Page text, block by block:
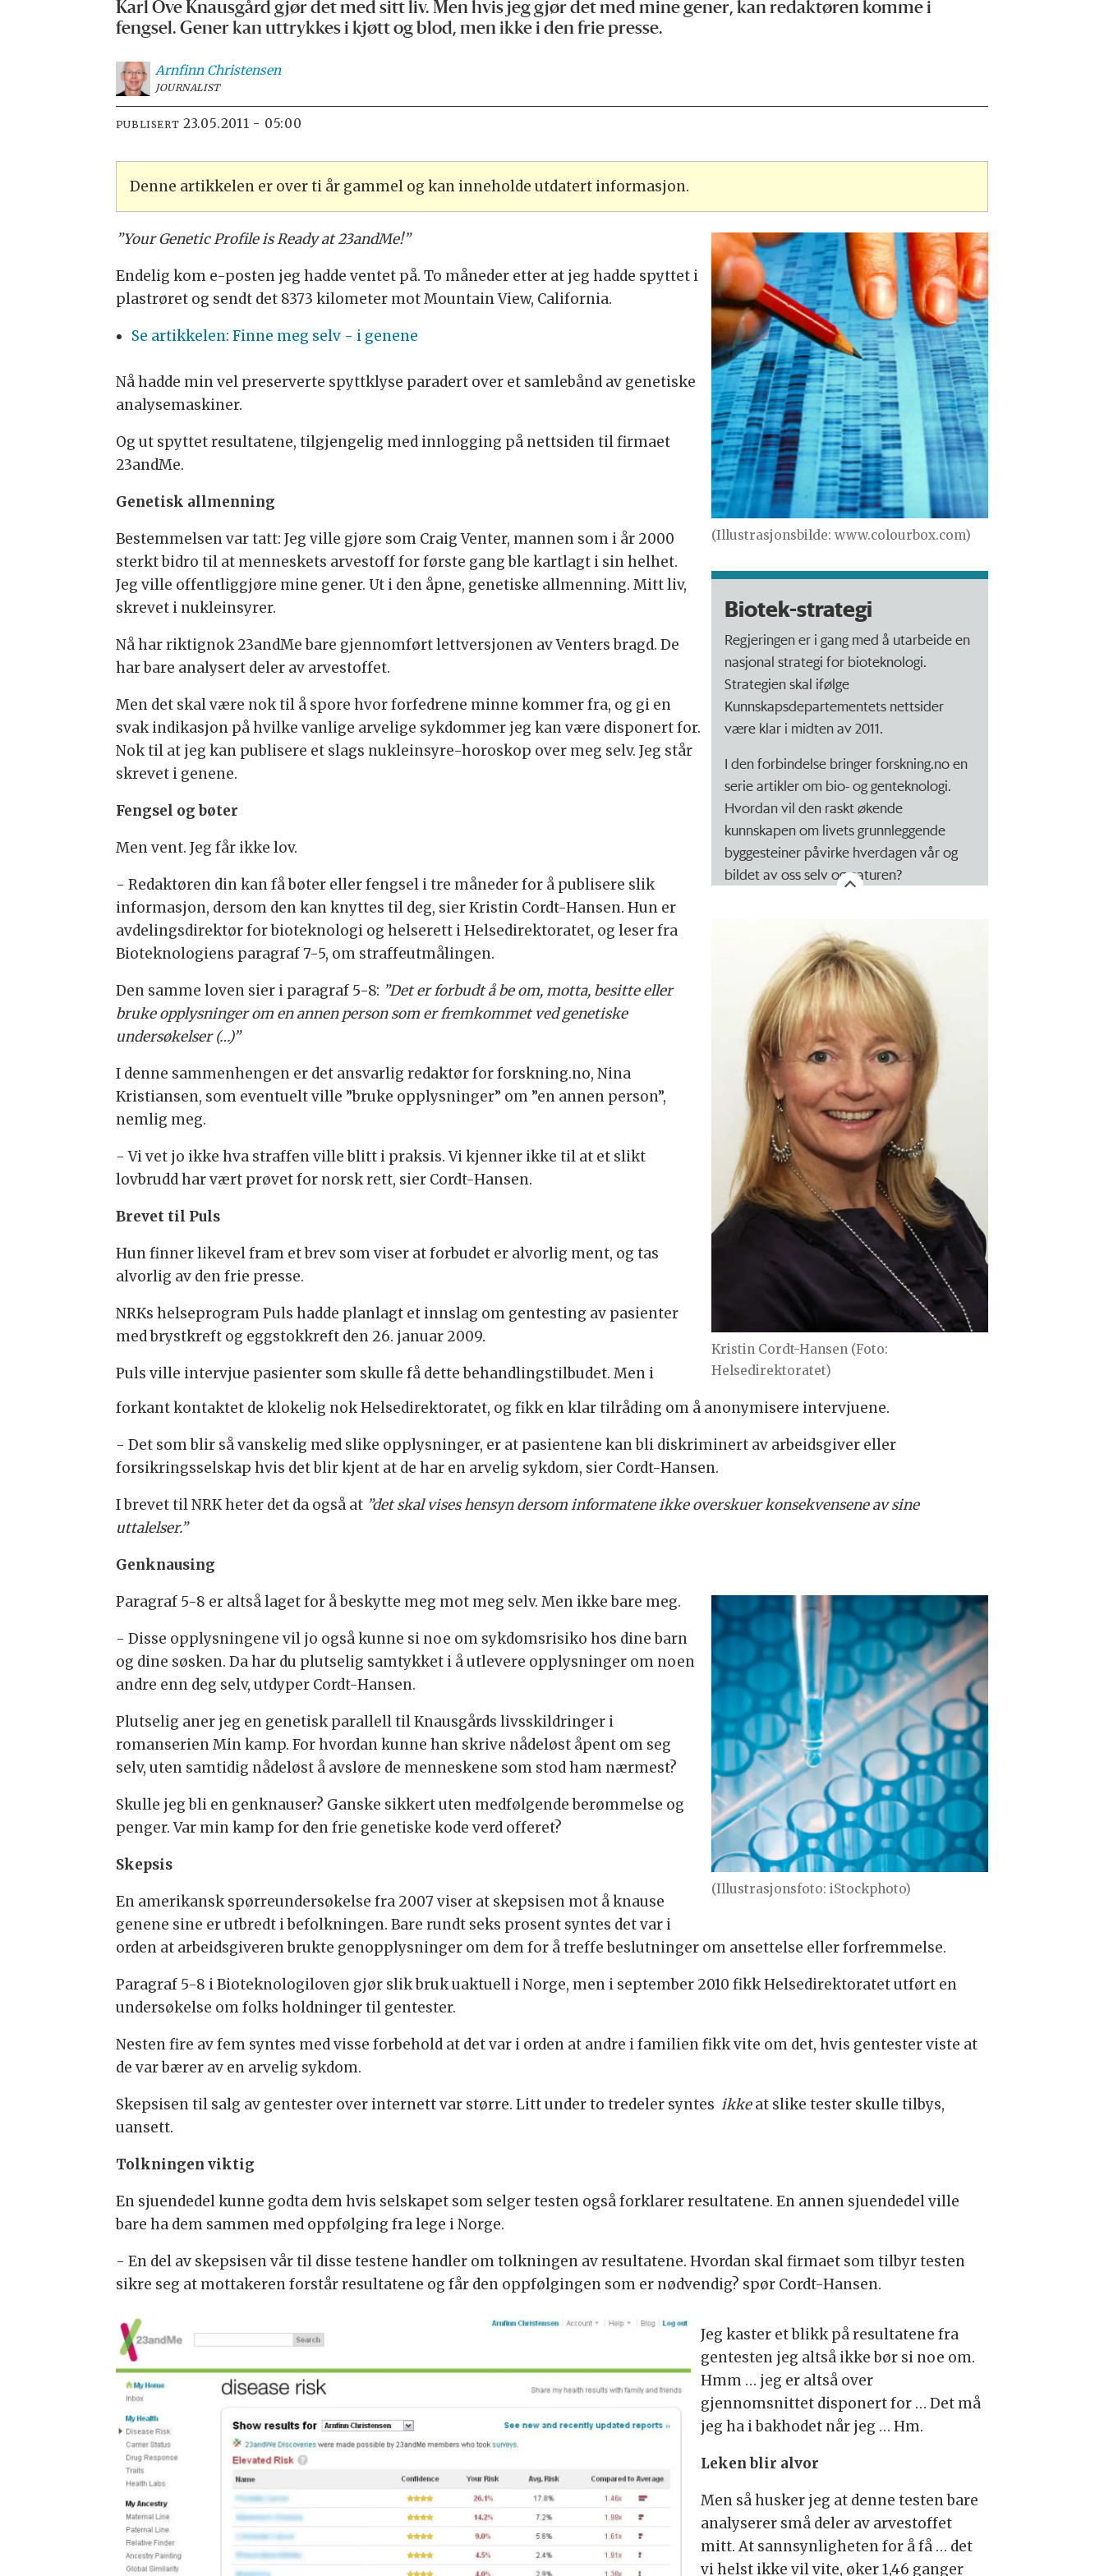
Karl Ove Knausgård gjør det med sitt liv. Men hvis jeg gjør det med mine gener, kan redaktøren komme i
fengsel. Gener kan uttrykkes i kjøtt og blod, men ikke i den frie presse.
Arnfinn Christensen
JOURNALIST
PUBLISERT 23.05.2011 - 05:00
Denne artikkelen er over ti år gammel og kan inneholde utdatert informasjon.
(Illustrasjonsbilde: www.colourbox.com)
Biotek-strategi
Regjeringen er i gang med å utarbeide en
nasjonal strategi for bioteknologi.
Strategien skal ifølge
Kunnskapsdepartementets nettsider
være klar i midten av 2011.
I den forbindelse bringer forskning.no en
serie artikler om bio- og genteknologi.
Hvordan vil den raskt økende
kunnskapen om livets grunnleggende
byggesteiner påvirke hverdagen vår og
bildet av oss selv og naturen?
”Your Genetic Profile is Ready at 23andMe!”
Endelig kom e-posten jeg hadde ventet på. To måneder etter at jeg hadde spyttet i
plastrøret og sendt det 8373 kilometer mot Mountain View, California.
Se artikkelen: Finne meg selv - i genene
Nå hadde min vel preserverte spyttklyse paradert over et samlebånd av genetiske
analysemaskiner.
Og ut spyttet resultatene, tilgjengelig med innlogging på nettsiden til firmaet
23andMe.
Genetisk allmenning
Bestemmelsen var tatt: Jeg ville gjøre som Craig Venter, mannen som i år 2000
sterkt bidro til at menneskets arvestoff for første gang ble kartlagt i sin helhet.
Jeg ville offentliggjøre mine gener. Ut i den åpne, genetiske allmenning. Mitt liv,
skrevet i nukleinsyrer.
Nå har riktignok 23andMe bare gjennomført lettversjonen av Venters bragd. De
har bare analysert deler av arvestoffet.
Men det skal være nok til å spore hvor forfedrene minne kommer fra, og gi en
svak indikasjon på hvilke vanlige arvelige sykdommer jeg kan være disponert for.
Nok til at jeg kan publisere et slags nukleinsyre-horoskop over meg selv. Jeg står
skrevet i genene.
Fengsel og bøter
Kristin Cordt-Hansen (Foto:
Helsedirektoratet)
Men vent. Jeg får ikke lov.
- Redaktøren din kan få bøter eller fengsel i tre måneder for å publisere slik
informasjon, dersom den kan knyttes til deg, sier Kristin Cordt-Hansen. Hun er
avdelingsdirektør for bioteknologi og helserett i Helsedirektoratet, og leser fra
Bioteknologiens paragraf 7-5, om straffeutmålingen.
Den samme loven sier i paragraf 5-8: ”Det er forbudt å be om, motta, besitte eller
bruke opplysninger om en annen person som er fremkommet ved genetiske
undersøkelser (…)”
I denne sammenhengen er det ansvarlig redaktør for forskning.no, Nina
Kristiansen, som eventuelt ville ”bruke opplysninger” om ”en annen person”,
nemlig meg.
- Vi vet jo ikke hva straffen ville blitt i praksis. Vi kjenner ikke til at et slikt
lovbrudd har vært prøvet for norsk rett, sier Cordt-Hansen.
Brevet til Puls
Hun finner likevel fram et brev som viser at forbudet er alvorlig ment, og tas
alvorlig av den frie presse.
NRKs helseprogram Puls hadde planlagt et innslag om gentesting av pasienter
med brystkreft og eggstokkreft den 26. januar 2009.
Puls ville intervjue pasienter som skulle få dette behandlingstilbudet. Men i
forkant kontaktet de klokelig nok Helsedirektoratet, og fikk en klar tilråding om å anonymisere intervjuene.
- Det som blir så vanskelig med slike opplysninger, er at pasientene kan bli diskriminert av arbeidsgiver eller
forsikringsselskap hvis det blir kjent at de har en arvelig sykdom, sier Cordt-Hansen.
I brevet til NRK heter det da også at ”det skal vises hensyn dersom informatene ikke overskuer konsekvensene av sine
uttalelser.”
Genknausing
(Illustrasjonsfoto: iStockphoto)
Paragraf 5-8 er altså laget for å beskytte meg mot meg selv. Men ikke bare meg.
- Disse opplysningene vil jo også kunne si noe om sykdomsrisiko hos dine barn
og dine søsken. Da har du plutselig samtykket i å utlevere opplysninger om noen
andre enn deg selv, utdyper Cordt-Hansen.
Plutselig aner jeg en genetisk parallell til Knausgårds livsskildringer i
romanserien Min kamp. For hvordan kunne han skrive nådeløst åpent om seg
selv, uten samtidig nådeløst å avsløre de menneskene som stod ham nærmest?
Skulle jeg bli en genknauser? Ganske sikkert uten medfølgende berømmelse og
penger. Var min kamp for den frie genetiske kode verd offeret?
Skepsis
En amerikansk spørreundersøkelse fra 2007 viser at skepsisen mot å knause
genene sine er utbredt i befolkningen. Bare rundt seks prosent syntes det var i
orden at arbeidsgiveren brukte genopplysninger om dem for å treffe beslutninger om ansettelse eller forfremmelse.
Paragraf 5-8 i Bioteknologiloven gjør slik bruk uaktuell i Norge, men i september 2010 fikk Helsedirektoratet utført en
undersøkelse om folks holdninger til gentester.
Nesten fire av fem syntes med visse forbehold at det var i orden at andre i familien fikk vite om det, hvis gentester viste at
de var bærer av en arvelig sykdom.
Skepsisen til salg av gentester over internett var større. Litt under to tredeler syntes ikkeat slike tester skulle tilbys,
uansett.
Tolkningen viktig
En sjuendedel kunne godta dem hvis selskapet som selger testen også forklarer resultatene. En annen sjuendedel ville
bare ha dem sammen med oppfølging fra lege i Norge.
- En del av skepsisen vår til disse testene handler om tolkningen av resultatene. Hvordan skal firmaet som tilbyr testen
sikre seg at mottakeren forstår resultatene og får den oppfølgingen som er nødvendig? spør Cordt-Hansen.
Jeg kaster et blikk på resultatene fra
gentesten jeg altså ikke bør si noe om.
Hmm … jeg er altså over
gjennomsnittet disponert for … Det må
jeg ha i bakhodet når jeg … Hm.
Leken blir alvor
Men så husker jeg at denne testen bare
analyserer små deler av arvestoffet
mitt. At sannsynligheten for å få … det
vi helst ikke vil vite, øker 1,46 ganger